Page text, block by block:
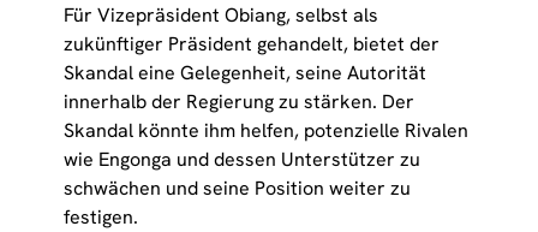
Für Vizepräsident Obiang, selbst als
zukünftiger Präsident gehandelt, bietet der
Skandal eine Gelegenheit, seine Autorität
innerhalb der Regierung zu stärken. Der
Skandal könnte ihm helfen, potenzielle Rivalen
wie Engonga und dessen Unterstützer zu
schwächen und seine Position weiter zu
festigen.